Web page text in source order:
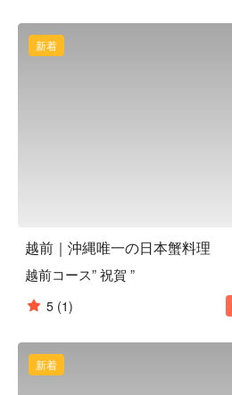
新着
越前｜沖縄唯一の日本蟹料理
越前コース” 祝賀 ”
5 (1)
新着